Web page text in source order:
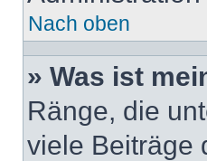
Nach oben
» Was ist
Ränge, die
viele Beiträge